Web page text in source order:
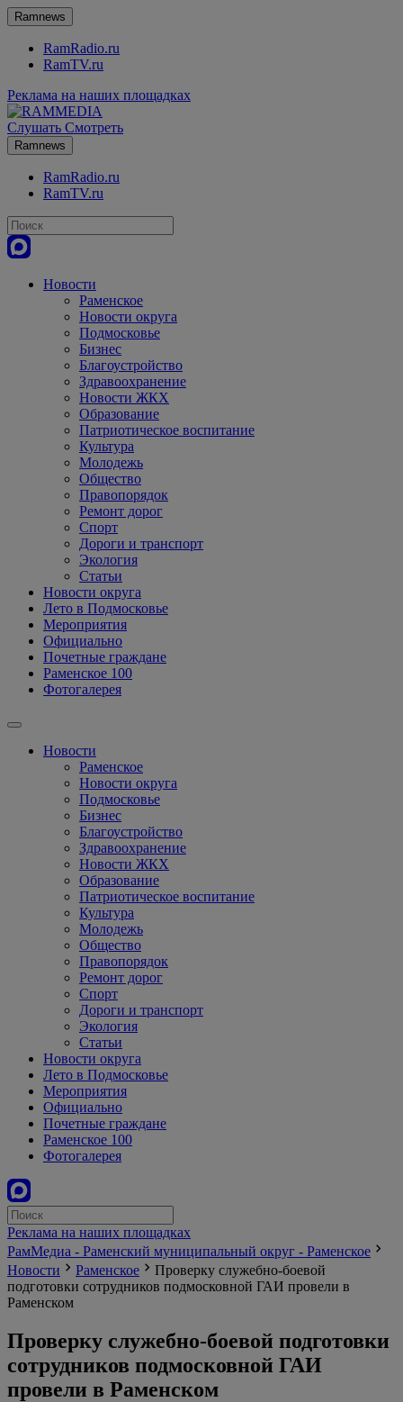
Ramnews
RamRadio.ru
RamTV.ru
Реклама на наших площадках
Слушать Смотреть
Ramnews
RamRadio.ru
RamTV.ru
Новости
Раменское
Новости округа
Подмосковье
Бизнес
Благоустройство
Здравоохранение
Новости ЖКХ
Образование
Патриотическое воспитание
Культура
Молодежь
Общество
Правопорядок
Ремонт дорог
Спорт
Дороги и транспорт
Экология
Статьи
Новости округа
Лето в Подмосковье
Мероприятия
Официально
Почетные граждане
Раменское 100
Фотогалерея
Новости
Раменское
Новости округа
Подмосковье
Бизнес
Благоустройство
Здравоохранение
Новости ЖКХ
Образование
Патриотическое воспитание
Культура
Молодежь
Общество
Правопорядок
Ремонт дорог
Спорт
Дороги и транспорт
Экология
Статьи
Новости округа
Лето в Подмосковье
Мероприятия
Официально
Почетные граждане
Раменское 100
Фотогалерея
Реклама на наших площадках
РамМедиа - Раменский муниципальный округ - Раменское
Новости
Раменское
Проверку служебно-боевой
подготовки сотрудников подмосковной ГАИ провели в
Раменском
Проверку служебно-боевой подготовки
сотрудников подмосковной ГАИ
провели в Раменском